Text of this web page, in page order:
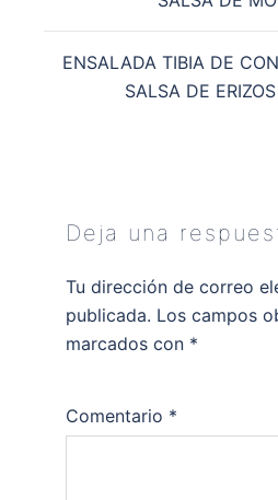
ENSALADA TIBIA DE
SALSA DE
Deja una
Tu dirección de correo
publicada. Los campos
marcados con *
Comentario *